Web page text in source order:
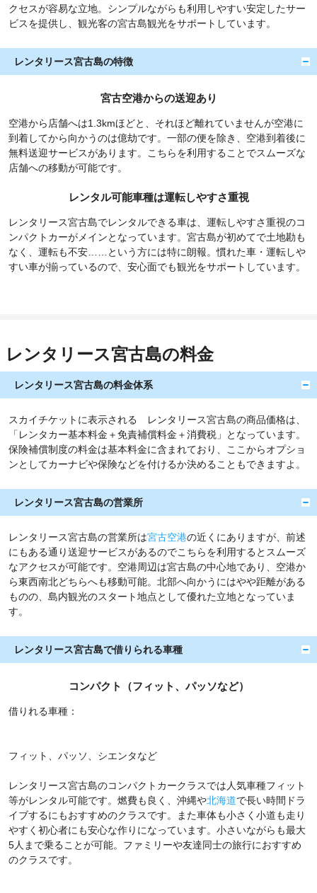
クセスが容易な立地。シンプルながらも利用しやすい安定したサー
ビスを提供し、観光客の宮古島観光をサポートしています。
レンタリース宮古島の特徴
宮古空港からの送迎あり
空港から店舗へは1.3kmほどと、それほど離れていませんが空港に
到着してから向かうのは億劫です。一部の便を除き、空港到着後に
無料送迎サービスがあります。こちらを利用することでスムーズな
店舗への移動が可能です。
レンタル可能車種は運転しやすさ重視
レンタリース宮古島でレンタルできる車は、運転しやすさ重視のコ
ンパクトカーがメインとなっています。宮古島が初めてで土地勘も
なく、運転も不安……という方には特に朗報。慣れた車・運転しや
すい車が揃っているので、安心面でも観光をサポートしています。
レンタリース宮古島の料金
レンタリース宮古島の料金体系
スカイチケットに表示される レンタリース宮古島の商品価格は、
「レンタカー基本料金＋免責補償料金＋消費税」となっています。
保険補償制度の料金は基本料金に含まれており、ここからオプショ
ンとしてカーナビや保険などを付けるか決めることもできますよ。
レンタリース宮古島の営業所
レンタリース宮古島の営業所は宮古空港の近くにありますが、前述
にもある通り送迎サービスがあるのでこちらを利用するとスムーズ
なアクセスが可能です。空港周辺は宮古島の中心地であり、空港か
ら東西南北どちらへも移動可能。北部へ向かうにはやや距離がある
ものの、島内観光のスタート地点として優れた立地となっていま
す。
レンタリース宮古島で借りられる車種
コンパクト（フィット、パッソなど）
借りれる車種：
フィット、パッソ、シエンタなど
レンタリース宮古島のコンパクトカークラスでは人気車種フィット
等がレンタル可能です。燃費も良く、沖縄や北海道で長い時間ドラ
イブするにもおすすめのクラスです。また車体も小さく小道も走り
やすく初心者にも安心な作りになっています。小さいながらも最大
5人まで乗ることが可能。ファミリーや友達同士の旅行におすすめ
のクラスです。